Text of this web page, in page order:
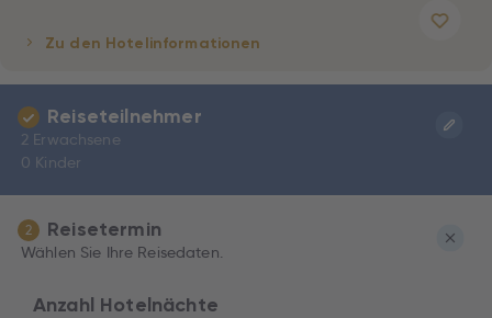
Zu den Hotelinformationen
Reiseteilnehmer
2 Erwachsene
0 Kinder
2 Reisetermin
Wählen Sie Ihre Reisedaten.
Anzahl Hotelnächte